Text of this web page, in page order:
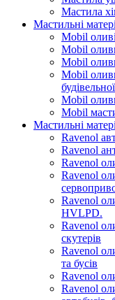
Мастила
Мастильні
Mobil
Mobil
Mobil
Mobil
Mobil
Mobil
Мастильні
Ravenol
Ravenol
Ravenol
Ravenol
Ravenol
HVLPD.
Ravenol
скутерів
Ravenol
та бусів
Ravenol
Ravenol